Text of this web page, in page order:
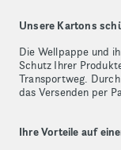
Unsere Kartons
Die Wellpappe und
Schutz Ihrer
Transportweg.
das Versenden per
Ihre Vorteile auf